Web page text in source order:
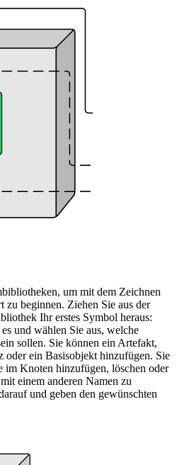
um mit dem Zeichnen
beginnen. Ziehen Sie aus der
Ihr erstes Symbol heraus:
und wählen Sie aus, welche
sollen. Sie können ein Artefakt,
oder ein Basisobjekt hinzufügen. Sie
im Knoten hinzufügen, löschen oder
einem anderen Namen zu
und geben den gewünschten